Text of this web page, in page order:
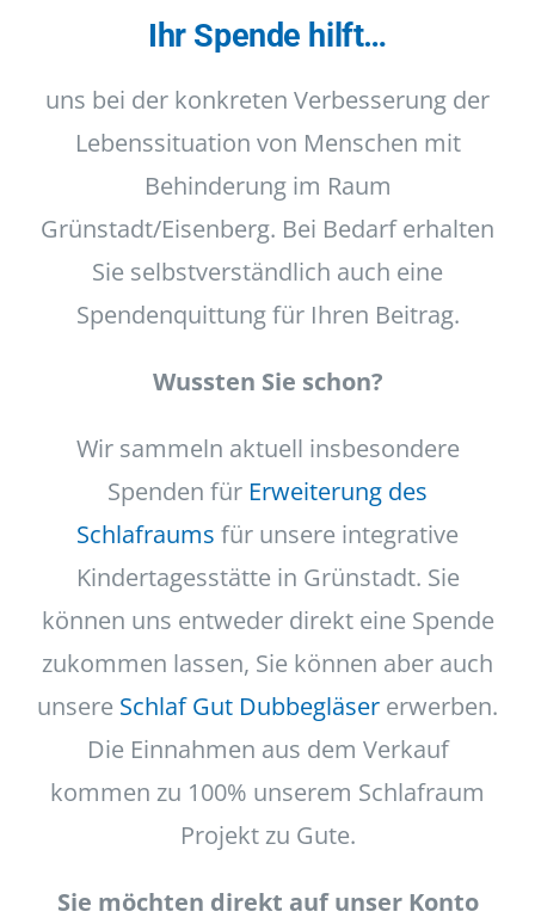
Autismus
tageschau
Ihr Spende hilft…
uns bei der konkreten Verbesserung der
Lebenssituation von Menschen mit
Behinderung im Raum
Grünstadt/Eisenberg. Bei Bedarf erhalten
Sie selbstverständlich auch eine
Spendenquittung für Ihren Beitrag.
Wussten Sie schon?
Wir sammeln aktuell insbesondere
Spenden für Erweiterung des
Schlafraums für unsere integrative
Kindertagesstätte in Grünstadt. Sie
können uns entweder direkt eine Spende
zukommen lassen, Sie können aber auch
unsere Schlaf Gut Dubbegläser erwerben.
Die Einnahmen aus dem Verkauf
kommen zu 100% unserem Schlafraum
Projekt zu Gute.
Sie möchten direkt auf unser Konto